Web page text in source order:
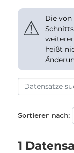
⚠
Die
heißt
Sortieren nach
1